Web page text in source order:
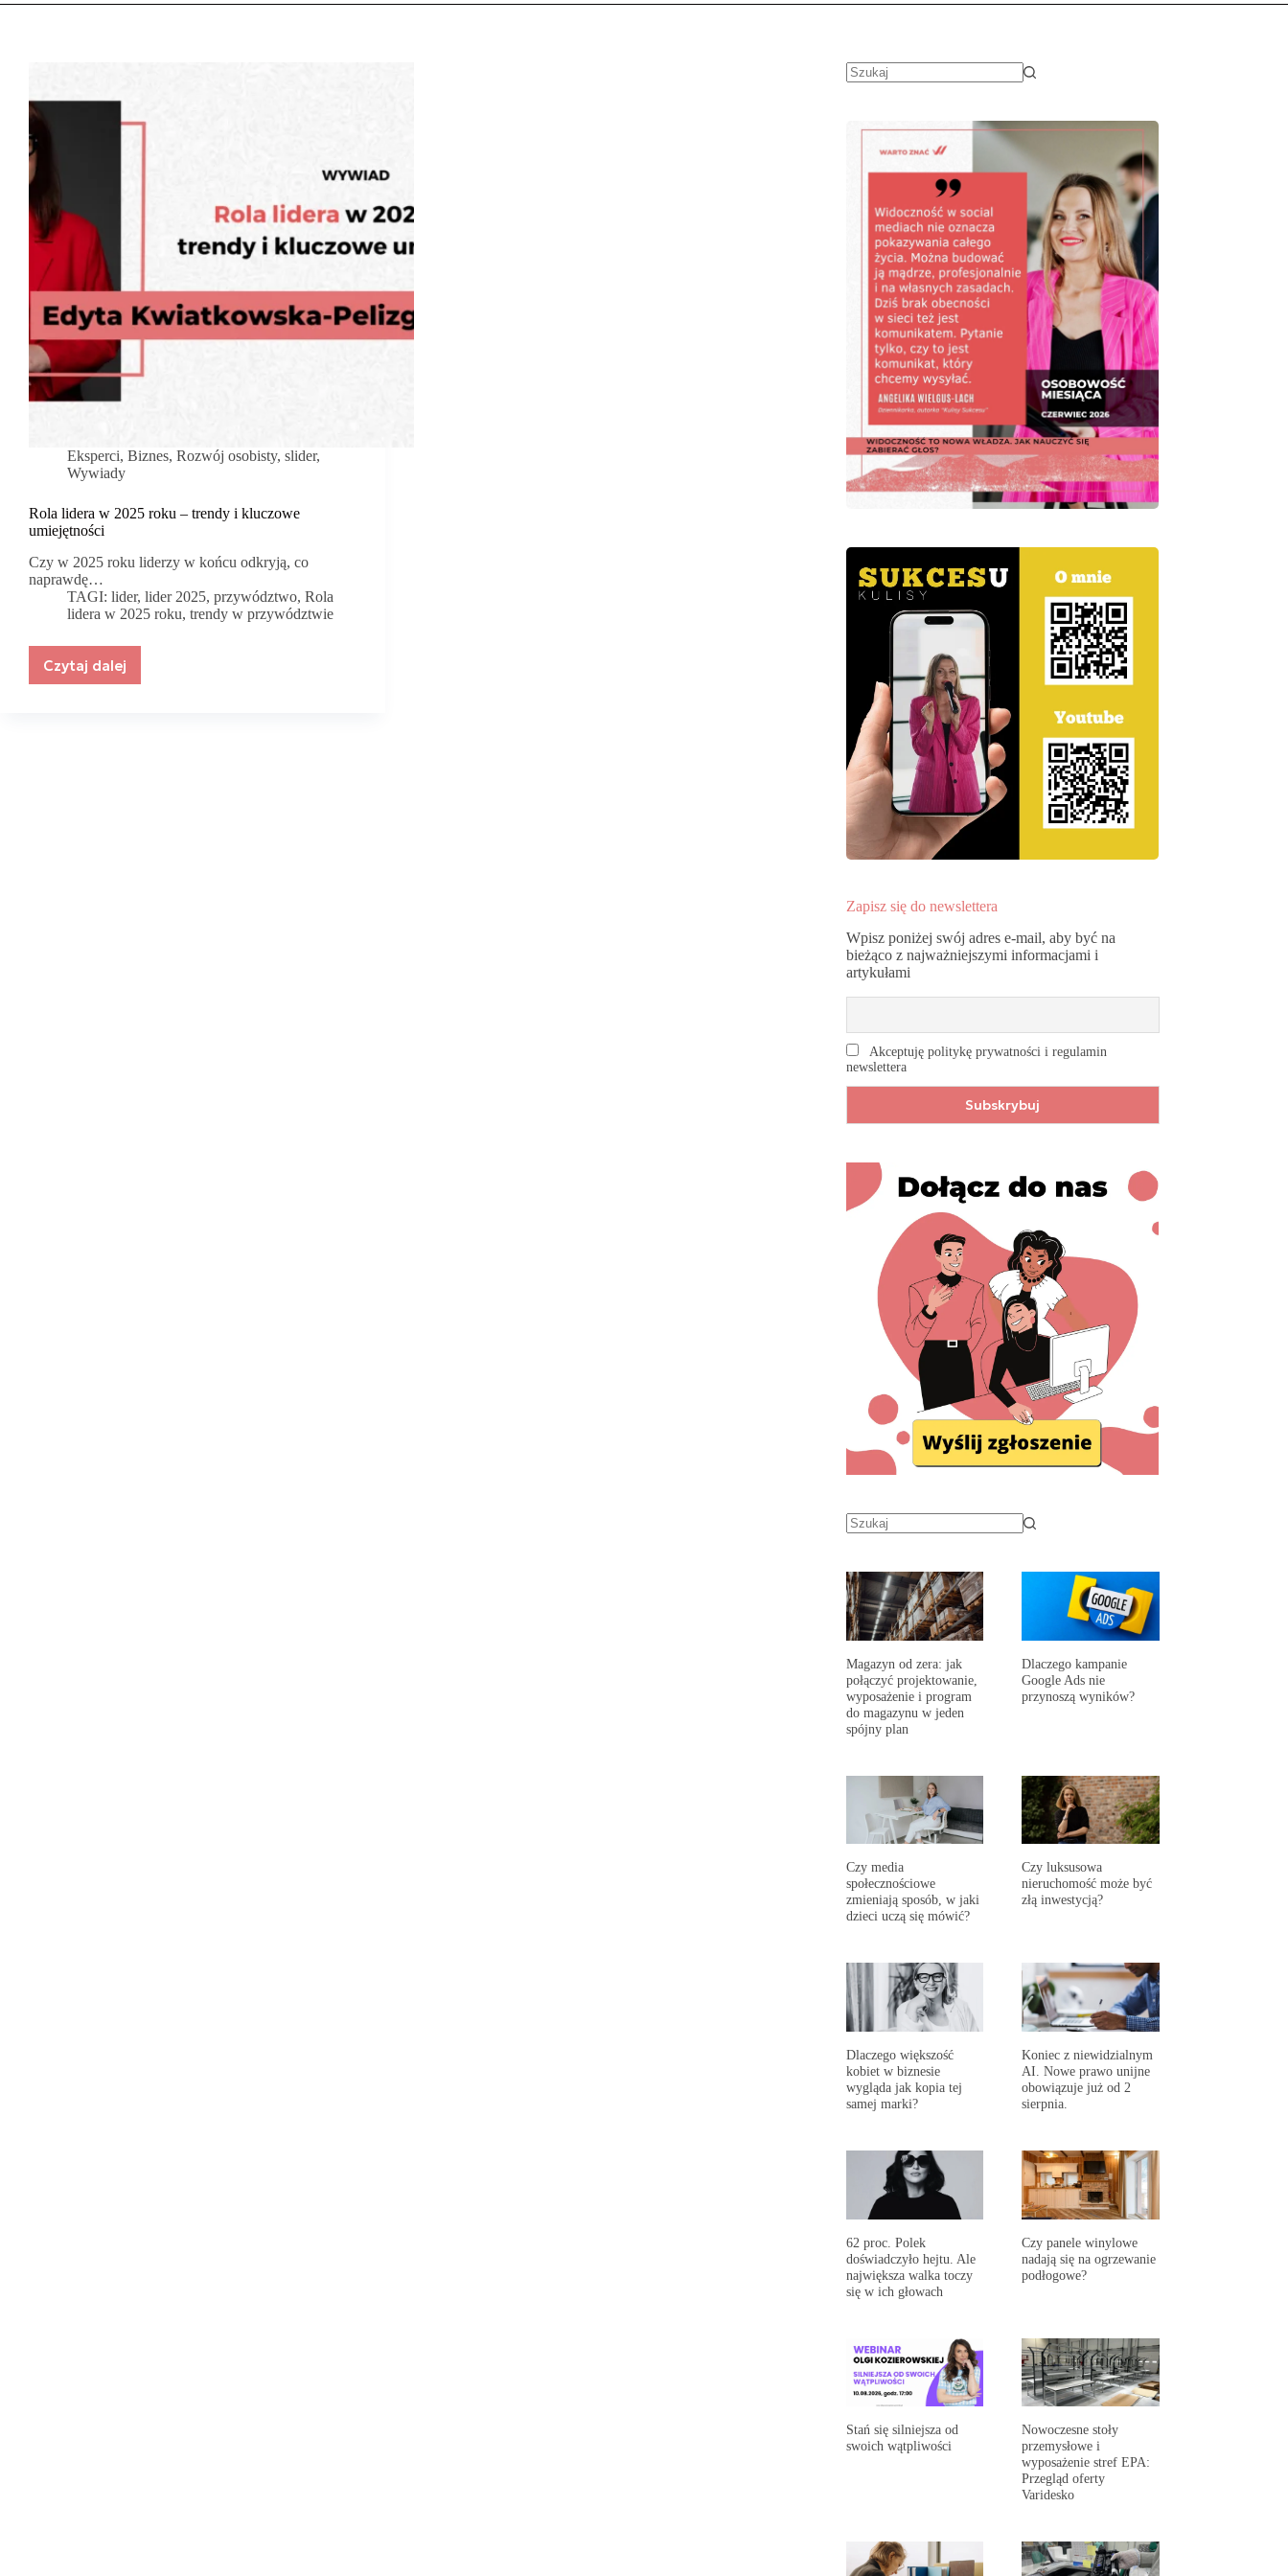
Eksperci, Biznes, Rozwój osobisty, slider,
Wywiady
Rola lidera w 2025 roku – trendy i kluczowe
umiejętności
Czy w 2025 roku liderzy w końcu odkryją, co
naprawdę…
TAGI: lider,lider 2025,przywództwo,Rola
lidera w 2025 roku, trendy w przywództwie
Czytaj dalej
Rola
Zapisz się do newslettera
Wpisz poniżej swój adres e-mail, aby być na
bieżąco z najważniejszymi informacjami i
artykułami
Akceptuję politykę prywatności i regulamin
newslettera
Magazyn od zera: jak
połączyć projektowanie,
wyposażenie i program
do magazynu w jeden
spójny plan
Dlaczego kampanie
Google Ads nie
przynoszą wyników?
Czy media
społecznościowe
zmieniają sposób, w jaki
dzieci uczą się mówić?
Czy luksusowa
nieruchomość może być
złą inwestycją?
Dlaczego większość
kobiet w biznesie
wygląda jak kopia tej
samej marki?
Koniec z niewidzialnym
AI. Nowe prawo unijne
obowiązuje już od 2
sierpnia.
62 proc. Polek
doświadczyło hejtu. Ale
największa walka toczy
się w ich głowach
Czy panele winylowe
nadają się na ogrzewanie
podłogowe?
Stań się silniejsza od
swoich wątpliwości
Nowoczesne stoły
przemysłowe i
wyposażenie stref EPA:
Przegląd oferty
Varidesko